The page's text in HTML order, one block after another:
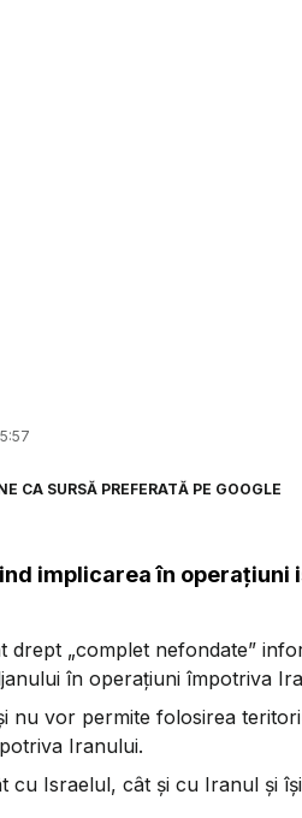
CA SURSĂ PREFERATĂ PE GOOGLE
implicarea în operațiuni
drept „complet nefondate”
în operațiuni împotriva
nu vor permite folosirea
Iranului.
cu Israelul, cât și cu Iranul și